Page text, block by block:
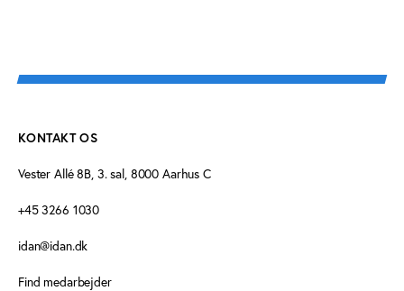
KONTAKT OS
Vester Allé 8B, 3. sal, 8000 Aarhus C
+45 3266 1030
idan@idan.dk
Find medarbejder